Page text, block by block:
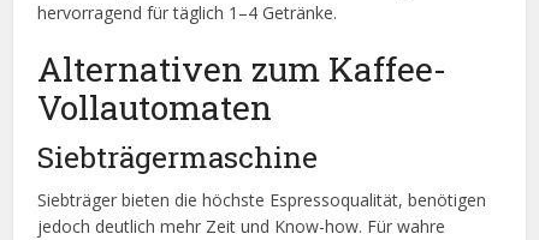
hervorragend für täglich 1–4 Getränke.
Alternativen zum Kaffee-
Vollautomaten
Siebträgermaschine
Siebträger bieten die höchste Espressoqualität, benötigen
jedoch deutlich mehr Zeit und Know-how. Für wahre